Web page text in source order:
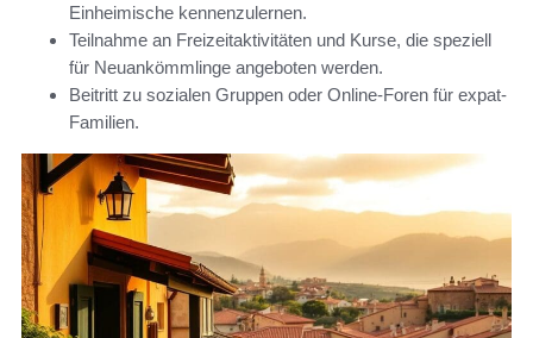
Einheimische kennenzulernen.
Teilnahme an Freizeitaktivitäten und Kurse, die speziell
für Neuankömmlinge angeboten werden.
Beitritt zu sozialen Gruppen oder Online-Foren für expat-
Familien.